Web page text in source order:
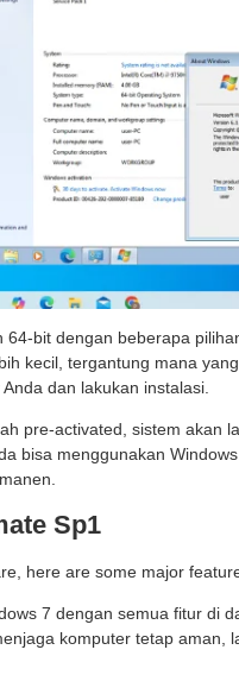
bit dengan beberapa
kecil, tergantung mana
dan lakukan instalasi.
pre-activated, sistem akan
bisa menggunakan
Sp1
here are some major
7 dengan semua fitur di
komputer tetap aman,